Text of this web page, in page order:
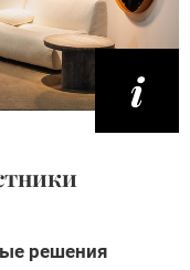
решения